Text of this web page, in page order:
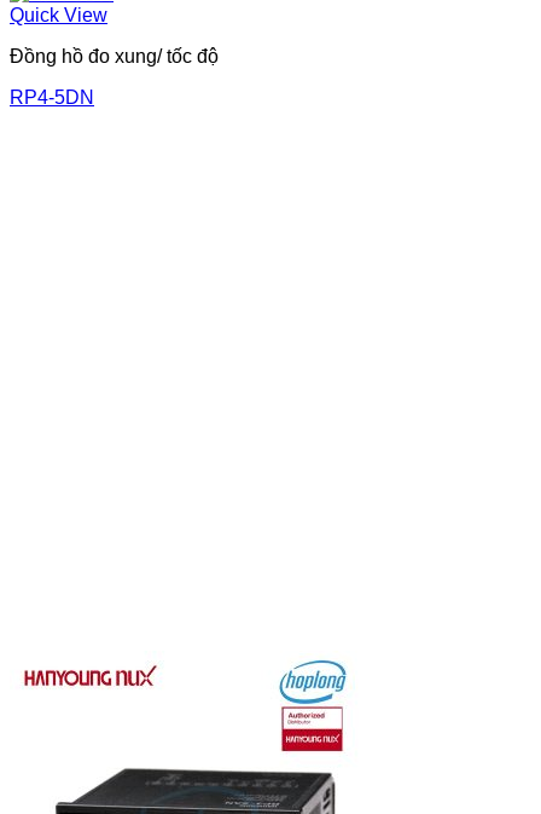
Quick View
Đồng hồ đo xung/ tốc độ
RP4-5DN